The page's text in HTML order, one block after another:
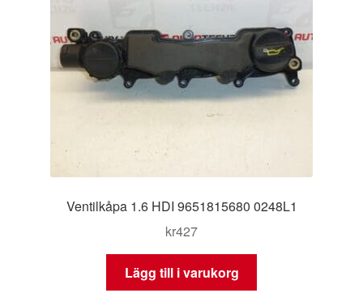
Ventilkåpa 1.6 HDI 9651815680 0248L1
kr427
Lägg till i varukorg